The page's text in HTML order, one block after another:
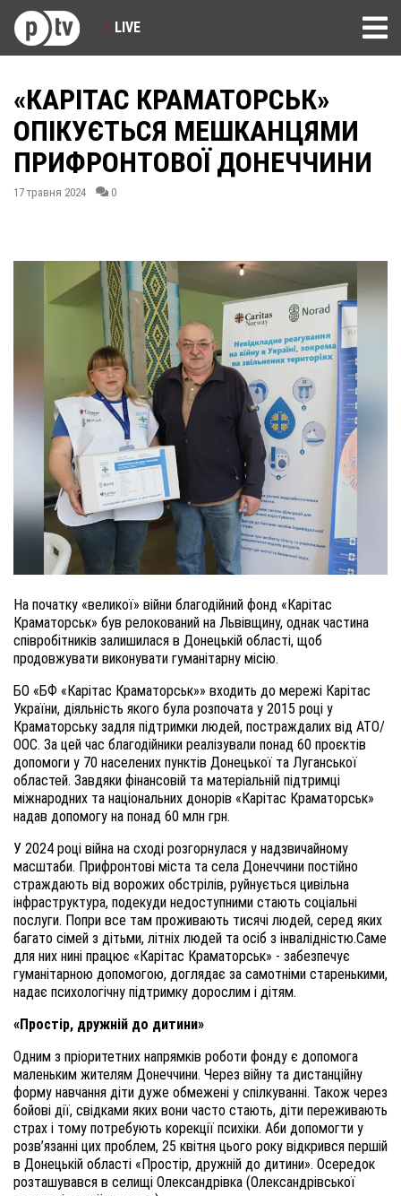
LIVE
«КАРІТАС КРАМАТОРСЬК»
ОПІКУЄТЬСЯ МЕШКАНЦЯМИ
ПРИФРОНТОВОЇ ДОНЕЧЧИНИ
17 травня 2024 0
На початку «великої» війни благодійний фонд «Карітас
Краматорськ» був релокований на Львівщину, однак частина
співробітників залишилася в Донецькій області, щоб
продовжувати виконувати гуманітарну місію.
БО «БФ «Карітас Краматорськ»» входить до мережі Карітас
України, діяльність якого була розпочата у 2015 році у
Краматорську задля підтримки людей, постраждалих від АТО/
ООС. За цей час благодійники реалізували понад 60 проєктів
допомоги у 70 населених пунктів Донецької та Луганської
областей. Завдяки фінансовій та матеріальній підтримці
міжнародних та національних донорів «Карітас Краматорськ»
надав допомогу на понад 60 млн грн.
У 2024 році війна на сході розгорнулася у надзвичайному
масштаби. Прифронтові міста та села Донеччини постійно
страждають від ворожих обстрілів, руйнується цивільна
інфраструктура, подекуди недоступними стають соціальні
послуги. Попри все там проживають тисячі людей, серед яких
багато сімей з дітьми, літніх людей та осіб з інвалідністю.Саме
для них нині працює «Карітас Краматорськ» - забезпечує
гуманітарною допомогою, доглядає за самотніми старенькими,
надає психологічну підтримку дорослим і дітям.
«Простір, дружній до дитини»
Одним з пріоритетних напрямків роботи фонду є допомога
маленьким жителям Донеччини. Через війну та дистанційну
форму навчання діти дуже обмежені у спілкуванні. Також через
бойові дії, свідками яких вони часто стають, діти переживають
страх і тому потребують корекції психіки. Аби допомогти у
розв’язанні цих проблем, 25 квітня цього року відкрився першій
в Донецькій області «Простір, дружній до дитини». Осередок
розташувався в селищі Олександрівка (Олександрівської